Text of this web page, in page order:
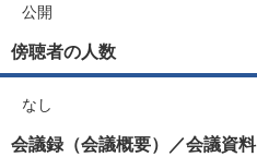
公開
傍聴者の人数
なし
会議録（会議概要）／会議資料